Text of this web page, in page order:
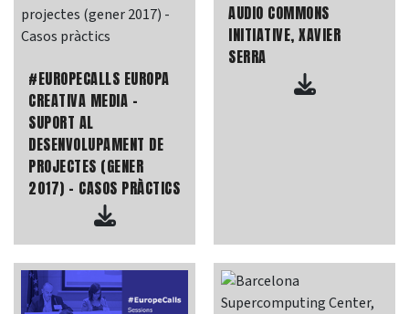
#EUROPECALLS EUROPA
CREATIVA MEDIA -
SUPORT AL
DESENVOLUPAMENT DE
PROJECTES (GENER
2017) - CASOS PRÀCTICS
AUDIO COMMONS
INITIATIVE, XAVIER
SERRA